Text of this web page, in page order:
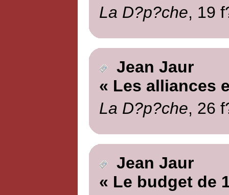
La D?p?che, 19
Jean Jaur
« Les alliances
La D?p?che, 26
Jean Jaur
« Le budget de